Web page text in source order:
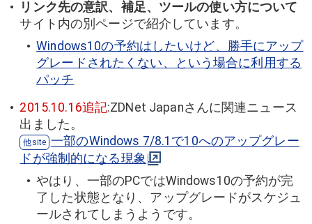
リンク先の意訳、補足、ツールの使い方について
サイト内の別ページで紹介しています。
Windows10の予約はしたいけど、勝手にアップ
グレードされたくない、という場合に利用する
パッチ
2015.10.16追記:ZDNet Japanさんに関連ニュース
出ました。
一部のWindows 7/8.1で10へのアップグレー
ドが強制的になる現象
やはり、一部のPCではWindows10の予約が完
了した状態となり、アップグレードがスケジュ
ールされてしまうようです。